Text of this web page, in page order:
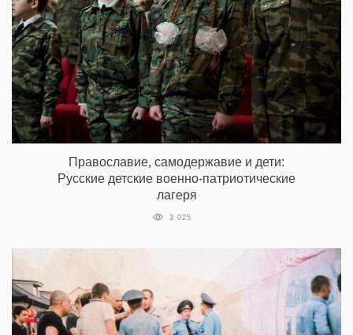
Православие, самодержавие и дети:
Русские детские военно-патриотические
лагеря
3 025